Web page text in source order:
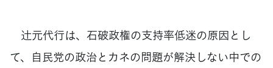
辻󠄀元代行は、石破政権の支持率低迷の原因とし
て、自民党の政治とカネの問題が解決しない中での